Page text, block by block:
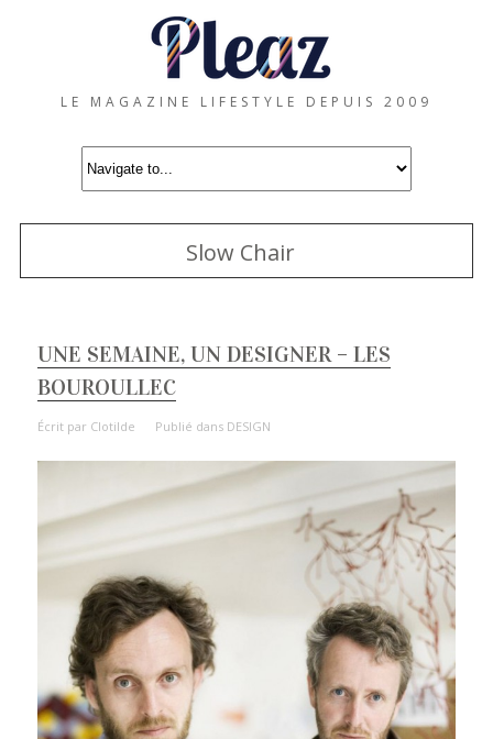
LE MAGAZINE LIFESTYLE DEPUIS 2009
Slow Chair
UNE SEMAINE, UN DESIGNER – LES
BOUROULLEC
Écrit par Clotilde Publié dans DESIGN